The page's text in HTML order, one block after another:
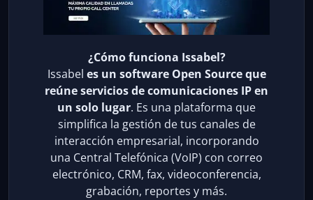
¿Cómo funciona Issabel?
Issabel es un software Open Source que
reúne servicios de comunicaciones IP en
un solo lugar. Es una plataforma que
simplifica la gestión de tus canales de
interacción empresarial, incorporando
una Central Telefónica (VoIP) con correo
electrónico, CRM, fax, videoconferencia,
grabación, reportes y más.